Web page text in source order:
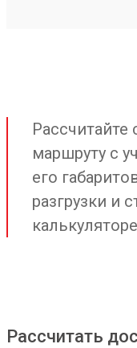
маршруту с
его
разгрузки и
калькуляторе
Рассчитать